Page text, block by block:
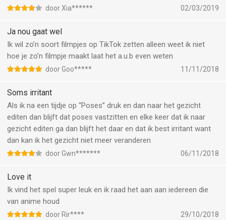
door Xia****** 02/03/2019
Ja nou gaat wel
Ik wil zo’n soort filmpjes op TikTok zetten alleen weet ik niet
hoe je zo’n filmpje maakt laat het a.u.b even weten
door Goo***** 11/11/2018
Soms irritant
Als ik na een tijdje op “Poses” druk en dan naar het gezicht
editen dan blijft dat poses vastzitten en elke keer dat ik naar
gezicht editen ga dan blijft het daar en dat ik best irritant want
dan kan ik het gezicht niet meer veranderen
door Gwn******* 06/11/2018
Love it
Ik vind het spel super leuk en ik raad het aan aan iedereen die
van anime houd
door Rir**** 29/10/2018